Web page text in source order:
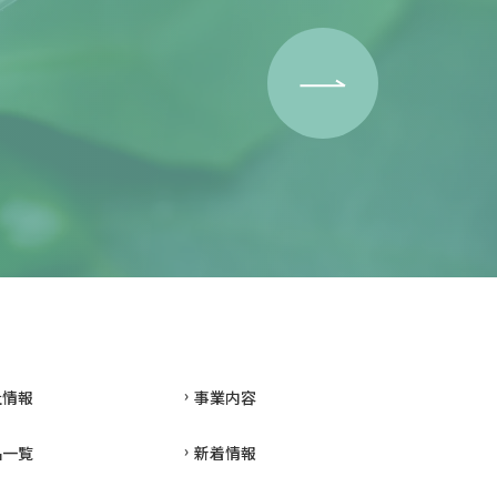
報 事業内容
覧 新着情報